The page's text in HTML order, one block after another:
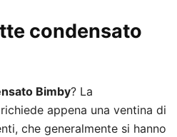
condensato
Bimby? La
appena una ventina di
che generalmente si hanno